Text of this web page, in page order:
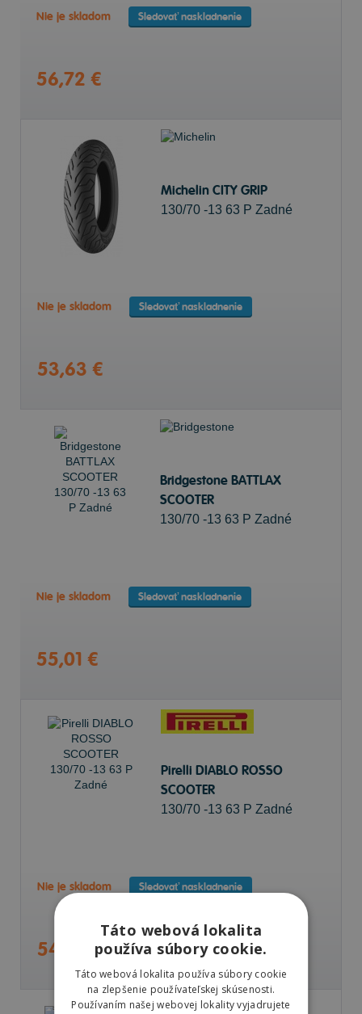
Nie je skladom Sledovať naskladnenie
56,72 €
Michelin CITY GRIP
130/70 -13 63 P Zadné
Nie je skladom Sledovať naskladnenie
53,63 €
Bridgestone BATTLAX
SCOOTER
130/70 -13 63 P Zadné
Nie je skladom Sledovať naskladnenie
55,01 €
Pirelli DIABLO ROSSO
SCOOTER
130/70 -13 63 P Zadné
Nie je skladom Sledovať naskladnenie
54,21 €
Táto webová lokalita
používa súbory cookie.
Táto webová lokalita používa súbory cookie
na zlepšenie používateľskej skúsenosti.
Používaním našej webovej lokality vyjadrujete